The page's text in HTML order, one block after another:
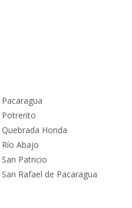
Potrerito
Honda
Abajo
Patricio
Rafael de Pacaragua